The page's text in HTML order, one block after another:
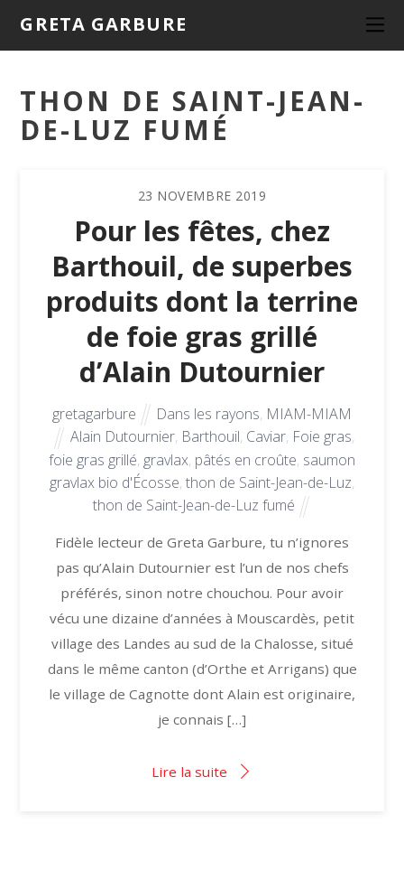
GRETA GARBURE
THON DE SAINT-JEAN-
DE-LUZ FUMÉ
23 NOVEMBRE 2019
Pour les fêtes, chez
Barthouil, de superbes
produits dont la terrine
de foie gras grillé
d’Alain Dutournier
gretagarbure Dans les rayons, MIAM-MIAM
Alain Dutournier, Barthouil, Caviar, Foie gras,
foie gras grillé, gravlax, pâtés en croûte, saumon
gravlax bio d'Écosse, thon de Saint-Jean-de-Luz,
thon de Saint-Jean-de-Luz fumé
Fidèle lecteur de Greta Garbure, tu n’ignores
pas qu’Alain Dutournier est l’un de nos chefs
préférés, sinon notre chouchou. Pour avoir
vécu une dizaine d’années à Mouscardès, petit
village des Landes au sud de la Chalosse, situé
dans le même canton (d’Orthe et Arrigans) que
le village de Cagnotte dont Alain est originaire,
je connais […]
Lire la suite